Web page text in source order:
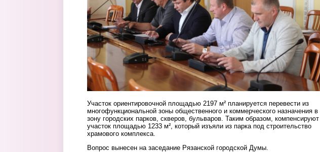
Участок ориентировочной площадью 2197 м² планируется перевести из
многофункциональной зоны общественного и коммерческого назначения в
зону городских парков, скверов, бульваров. Таким образом, компенсируют
участок площадью 1233 м², который изъяли из парка под строительство
храмового комплекса.
Вопрос вынесен на заседание Рязанской городской Думы.